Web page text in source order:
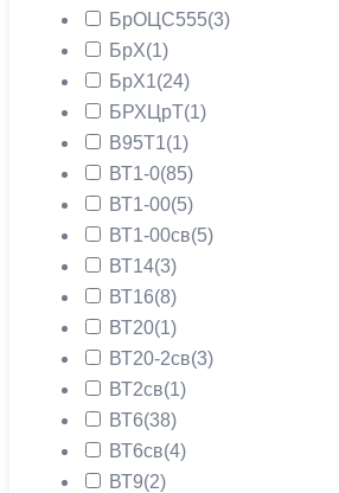
БрОЦС555(3)
БрХ(1)
БрХ1(24)
БРХЦрТ(1)
В95Т1(1)
ВТ1-0(85)
ВТ1-00(5)
ВТ1-00св(5)
ВТ14(3)
ВТ16(8)
ВТ20(1)
ВТ20-2св(3)
ВТ2св(1)
ВТ6(38)
ВТ6св(4)
ВТ9(2)